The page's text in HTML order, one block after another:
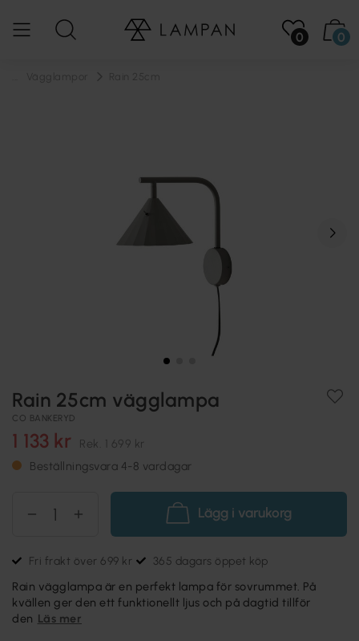
0 0
Rain 25cm vägglampa
CO BANKERYD
1 133 kr Rek. 1 699 kr
Beställningsvara 4-8 vardagar
Lägg i varukorg
Fri frakt över 699 kr 365 dagars öppet köp
Rain vägglampa är en perfekt lampa för sovrummet. På
kvällen ger den ett funktionellt ljus och på dagtid tillför
den Läs mer